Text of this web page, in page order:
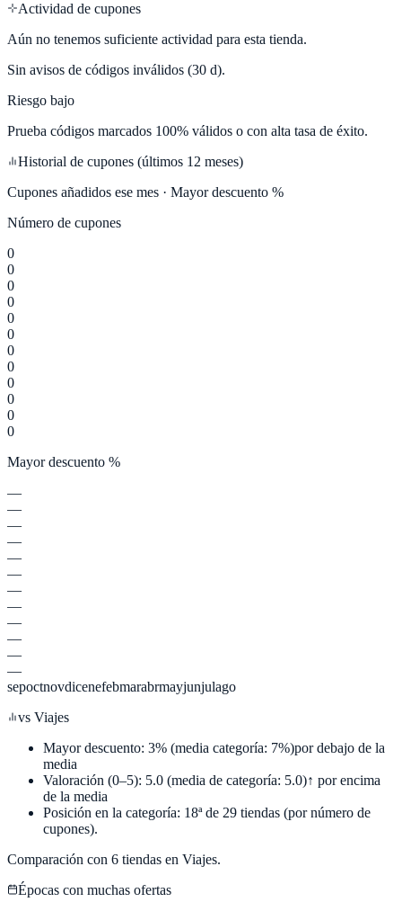
Actividad de cupones
Aún no tenemos suficiente actividad para esta tienda.
Sin avisos de códigos inválidos (30 d).
Riesgo bajo
Prueba códigos marcados 100% válidos o con alta tasa de éxito.
Historial de cupones (últimos 12 meses)
Cupones añadidos ese mes · Mayor descuento %
Número de cupones
0
0
0
0
0
0
0
0
0
0
0
0
Mayor descuento %
—
—
—
—
—
—
—
—
—
—
—
—
sepoctnovdicenefebmarabrmayjunjulago
vs Viajes
Mayor descuento: 3% (media categoría: 7%)por debajo de la
media
Valoración (0–5): 5.0 (media de categoría: 5.0)↑ por encima
de la media
Posición en la categoría: 18ª de 29 tiendas (por número de
cupones).
Comparación con 6 tiendas en Viajes.
Épocas con muchas ofertas